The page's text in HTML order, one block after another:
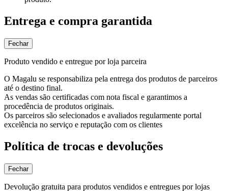
Entrega e compra garantida
Fechar
Produto vendido e entregue por loja parceira
O Magalu se responsabiliza pela entrega dos produtos de parceiros
até o destino final.
As vendas são certificadas com nota fiscal e garantimos a
procedência de produtos originais.
Os parceiros são selecionados e avaliados regularmente portal
excelência no serviço e reputação com os clientes
Política de trocas e devoluções
Fechar
Devolução gratuita para produtos vendidos e entregues por lojas